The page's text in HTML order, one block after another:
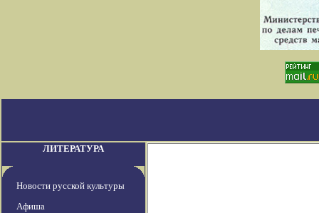
ЛИТЕРАТУРА
Новости русской культуры
Афиша